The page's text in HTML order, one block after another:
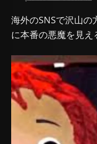
海外のSNSで沢山
に本番の悪魔を見え